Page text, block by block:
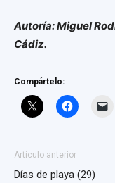
Autoría: Miguel
Cádiz.
Compártelo:
Artículo anterior
Días de playa (29)